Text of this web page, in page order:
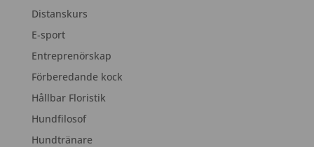
Distanskurs
E-sport
Entreprenörskap
Förberedande kock
Hållbar Floristik
Hundfilosof
Hundtränare